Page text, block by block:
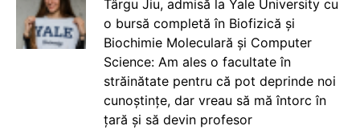
Târgu Jiu, admisă la Yale University cu
o bursă completă în Biofizică și
Biochimie Moleculară și Computer
Science: Am ales o facultate în
străinătate pentru că pot deprinde noi
cunoștințe, dar vreau să mă întorc în
țară și să devin profesor